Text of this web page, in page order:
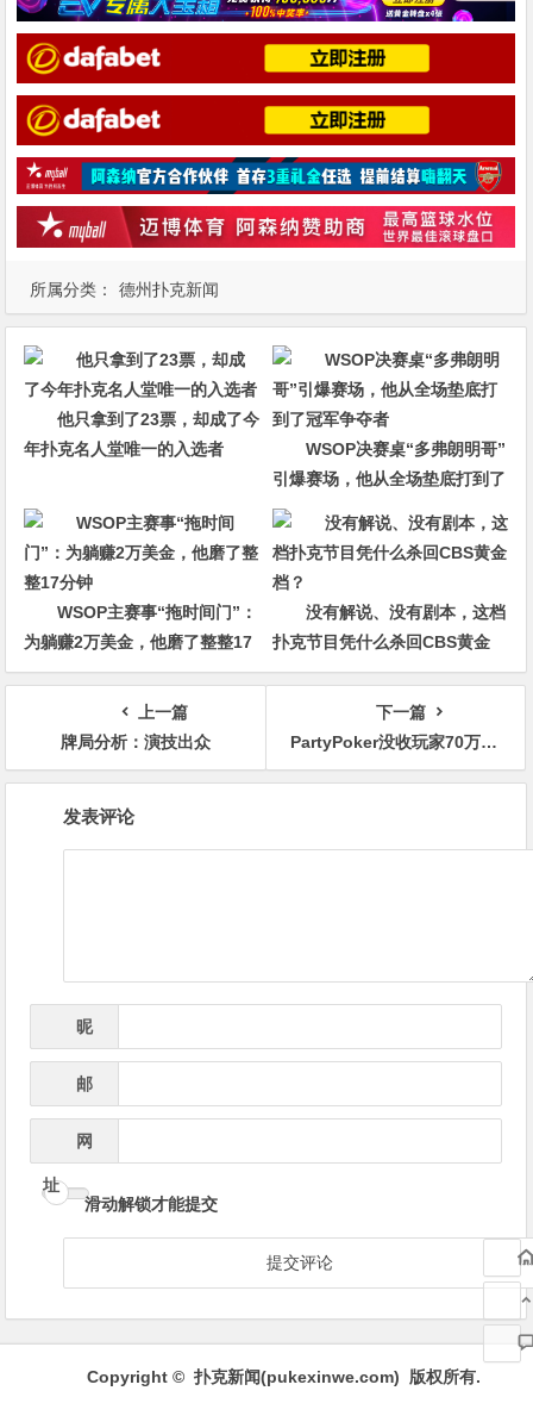
所属分类： 德州扑克新闻
他只拿到了23票，却成了今
年扑克名人堂唯一的入选者
WSOP决赛桌“多弗朗明哥”
引爆赛场，他从全场垫底打到了
冠军争夺者
WSOP主赛事“拖时间门”：
为躺赚2万美金，他磨了整整17
分钟
没有解说、没有剧本，这档
扑克节目凭什么杀回CBS黄金
档？
上一篇
牌局分析：演技出众
下一篇
PartyPoker没收玩家70万美刀引发扑克社区巨大争议
发表评论
昵
*
邮
*
网
址
滑动解锁才能提交
Copyright © 扑克新闻(pukexinwe.com) 版权所有.